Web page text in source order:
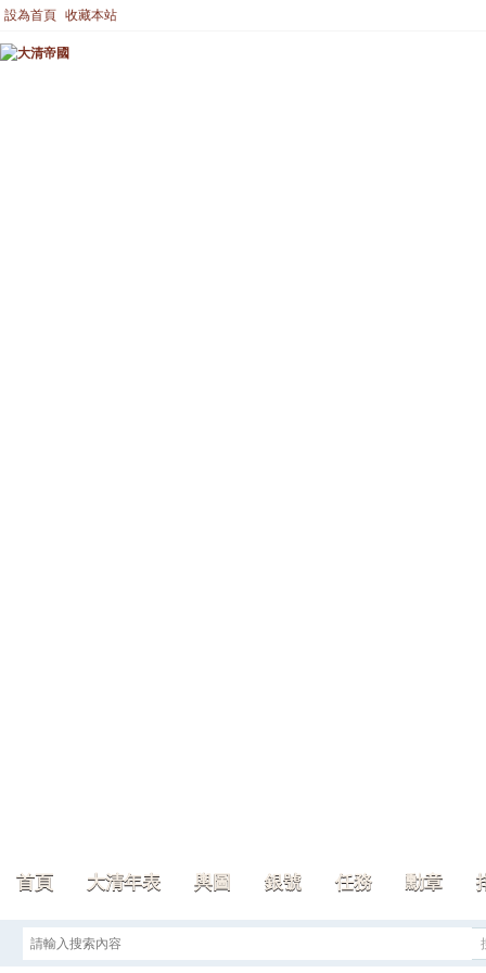
設為首頁 收藏本站
首頁 大清年表 輿圖 銀號 任務 勳章